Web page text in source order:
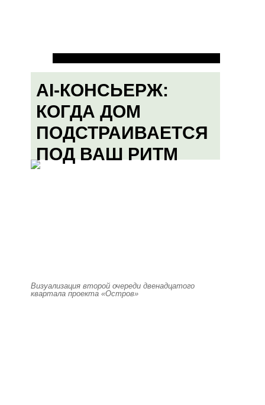
AI-КОНСЬЕРЖ:
КОГДА ДОМ
ПОДСТРАИВАЕТСЯ
ПОД ВАШ РИТМ
Визуализация второй очереди двенадцатого
квартала проекта «Остров»